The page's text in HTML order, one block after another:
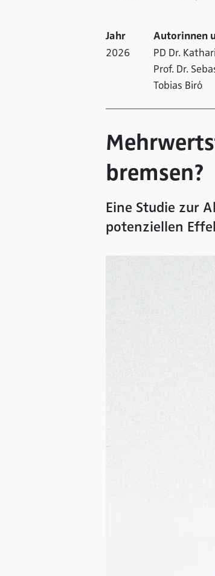
Jahr
2026
Autorinnen
PD Dr.
Prof. Dr.
Tobias Biró
bremsen?
Eine Studie zur
potenziellen